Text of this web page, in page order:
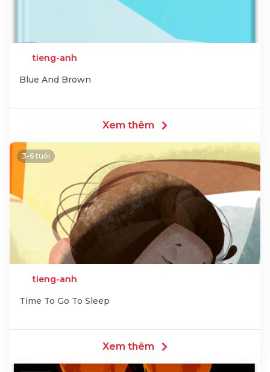
tieng-anh
Blue And Brown
Xem thêm
3-6 tuổi
tieng-anh
Time To Go To Sleep
Xem thêm